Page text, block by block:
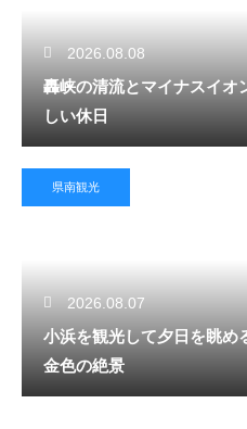
2026.08.08
轟峡の清流とマイナスイオ
しい休日
県南観光
2026.08.07
小浜を観光して夕日を眺め
金色の絶景